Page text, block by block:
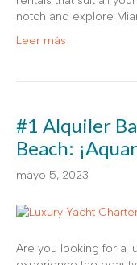
notch and explore
Leer más
#1 Alquiler
Beach:
mayo 5, 2023
Are you looking for a